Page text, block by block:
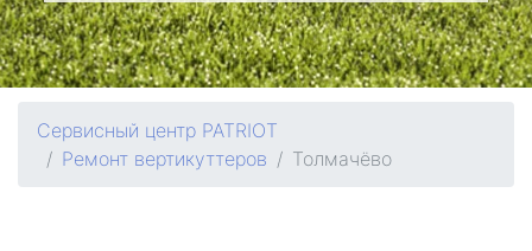
Сервисный центр PATRIOT
Ремонт вертикуттеров
Толмачёво